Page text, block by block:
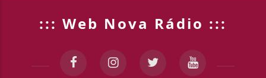
::: Web Nova Rádio :::